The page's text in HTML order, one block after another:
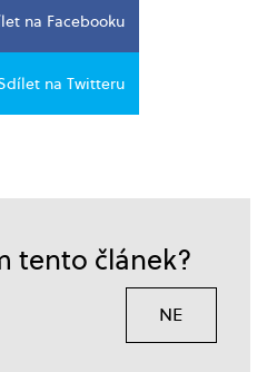
na Facebooku
na Twitteru
tento článek?
NE